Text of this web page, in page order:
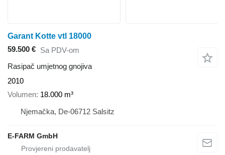
Garant Kotte vtl 18000
59.500 € Sa PDV-om
Rasipač umjetnog gnojiva
2010
Volumen 18.000 m³
Njemačka, De-06712 Salsitz
E-FARM GmbH